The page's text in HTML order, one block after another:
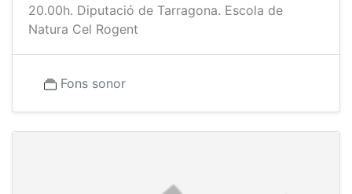
20.00h. Diputació de Tarragona. Escola de
Natura Cel Rogent
Fons sonor